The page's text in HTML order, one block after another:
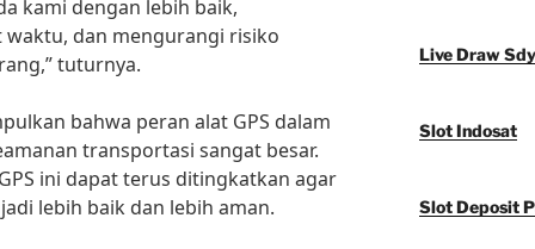
kami dengan lebih baik,
dan mengurangi risiko
tuturnya.
bahwa peran alat GPS dalam
transportasi sangat besar.
ini dapat terus ditingkatkan agar
lebih baik dan lebih aman.
Live Draw Sdy
Slot Indosat
Slot Deposit